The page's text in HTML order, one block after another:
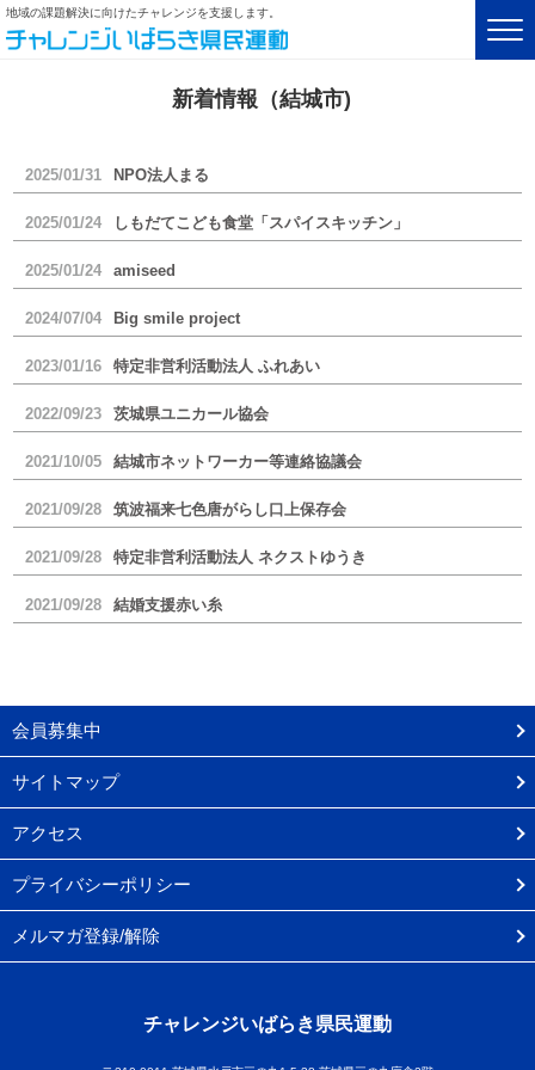
地域の課題解決に向けたチャレンジを支援します。
新着情報（結城市)
2025/01/31 NPO法人まる
2025/01/24 しもだてこども食堂「スパイスキッチン」
2025/01/24 amiseed
2024/07/04 Big smile project
2023/01/16 特定非営利活動法人 ふれあい
2022/09/23 茨城県ユニカール協会
2021/10/05 結城市ネットワーカー等連絡協議会
2021/09/28 筑波福来七色唐がらし口上保存会
2021/09/28 特定非営利活動法人 ネクストゆうき
2021/09/28 結婚支援赤い糸
会員募集中
サイトマップ
アクセス
プライバシーポリシー
メルマガ登録/解除
チャレンジいばらき県民運動